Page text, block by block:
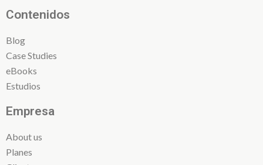
Contenidos
Blog
Case Studies
eBooks
Estudios
Empresa
About us
Planes